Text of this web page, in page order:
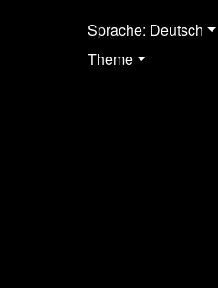
Sprache: Deutsch
Theme